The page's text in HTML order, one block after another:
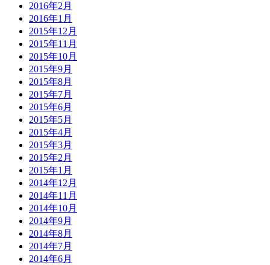
2016年2月
2016年1月
2015年12月
2015年11月
2015年10月
2015年9月
2015年8月
2015年7月
2015年6月
2015年5月
2015年4月
2015年3月
2015年2月
2015年1月
2014年12月
2014年11月
2014年10月
2014年9月
2014年8月
2014年7月
2014年6月